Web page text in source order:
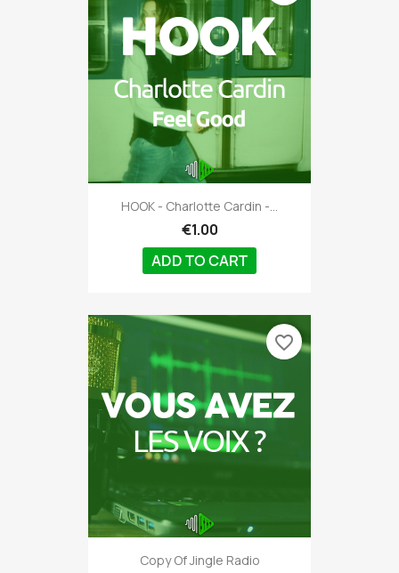
HOOK - Charlotte Cardin -...
€1.00
ADD TO CART
Copy Of Jingle Radio
favorite_border